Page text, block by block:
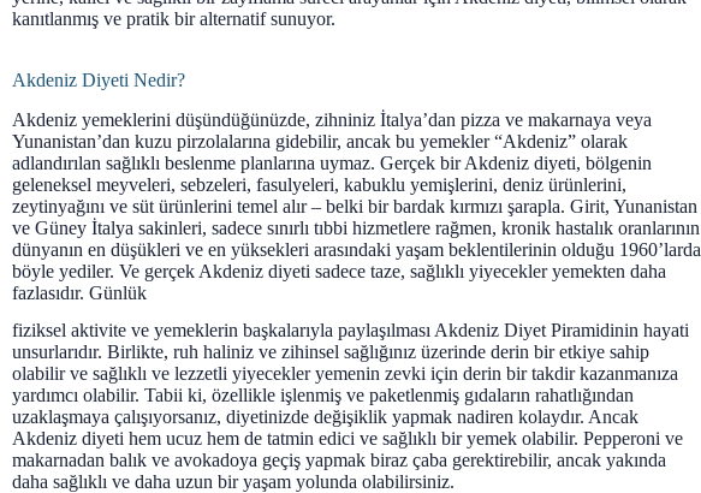
kanıtlanmış ve pratik bir alternatif sunuyor.
Akdeniz Diyeti Nedir?
Akdeniz yemeklerini düşündüğünüzde, zihniniz İtalya’dan pizza ve makarnaya veya
Yunanistan’dan kuzu pirzolalarına gidebilir, ancak bu yemekler “Akdeniz” olarak
adlandırılan sağlıklı beslenme planlarına uymaz. Gerçek bir Akdeniz diyeti, bölgenin
geleneksel meyveleri, sebzeleri, fasulyeleri, kabuklu yemişlerini, deniz ürünlerini,
zeytinyağını ve süt ürünlerini temel alır – belki bir bardak kırmızı şarapla. Girit, Yunanistan
ve Güney İtalya sakinleri, sadece sınırlı tıbbi hizmetlere rağmen, kronik hastalık oranlarının
dünyanın en düşükleri ve en yüksekleri arasındaki yaşam beklentilerinin olduğu 1960’larda
böyle yediler. Ve gerçek Akdeniz diyeti sadece taze, sağlıklı yiyecekler yemekten daha
fazlasıdır. Günlük
fiziksel aktivite ve yemeklerin başkalarıyla paylaşılması Akdeniz Diyet Piramidinin hayati
unsurlarıdır. Birlikte, ruh haliniz ve zihinsel sağlığınız üzerinde derin bir etkiye sahip
olabilir ve sağlıklı ve lezzetli yiyecekler yemenin zevki için derin bir takdir kazanmanıza
yardımcı olabilir. Tabii ki, özellikle işlenmiş ve paketlenmiş gıdaların rahatlığından
uzaklaşmaya çalışıyorsanız, diyetinizde değişiklik yapmak nadiren kolaydır. Ancak
Akdeniz diyeti hem ucuz hem de tatmin edici ve sağlıklı bir yemek olabilir. Pepperoni ve
makarnadan balık ve avokadoya geçiş yapmak biraz çaba gerektirebilir, ancak yakında
daha sağlıklı ve daha uzun bir yaşam yolunda olabilirsiniz.